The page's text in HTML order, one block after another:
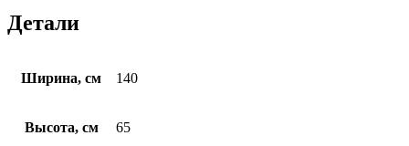
Детали
Ширина, см 140
Высота, см 65